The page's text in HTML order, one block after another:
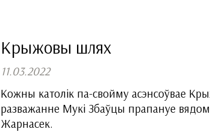
Крыжовы шлях
11.03.2022
Кожны католік па-свойму асэнсоўвае
разважанне Мукі Збаўцы прапануе
Жарнасек.